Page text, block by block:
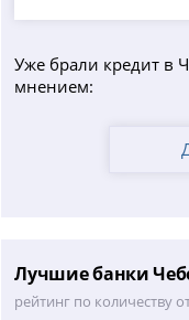
Уже брали кредит в
мнением:
Лучшие банки
рейтинг по количеству